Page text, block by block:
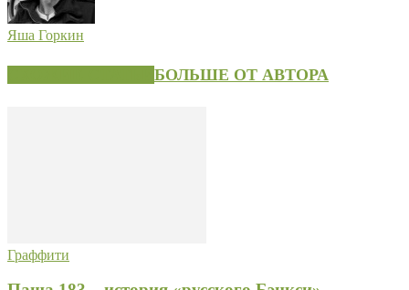
Яша Горкин
БОЛЬШЕ ОТ АВТОРА
Граффити